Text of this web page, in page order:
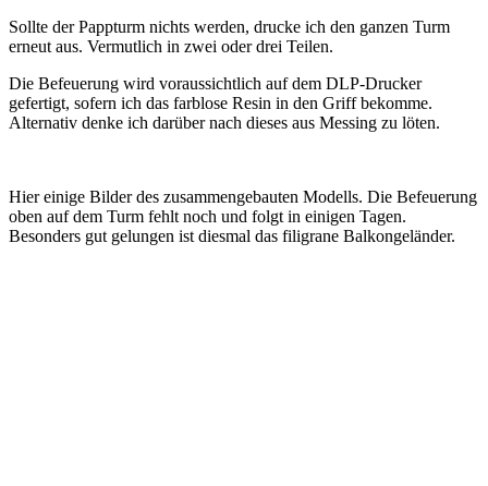
Sollte der Pappturm nichts werden, drucke ich den ganzen Turm
erneut aus. Vermutlich in zwei oder drei Teilen.
Die Befeuerung wird voraussichtlich auf dem DLP-Drucker
gefertigt, sofern ich das farblose Resin in den Griff bekomme.
Alternativ denke ich darüber nach dieses aus Messing zu löten.
Hier einige Bilder des zusammengebauten Modells. Die Befeuerung
oben auf dem Turm fehlt noch und folgt in einigen Tagen.
Besonders gut gelungen ist diesmal das filigrane Balkongeländer.